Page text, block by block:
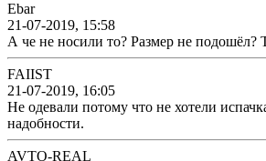
Ebar
21-07-2019, 15:58
А че не носили то? Размер не подошёл?
FAIIST
21-07-2019, 16:05
Не одевали потому что не хотели
надобности.
AVTO-REAL